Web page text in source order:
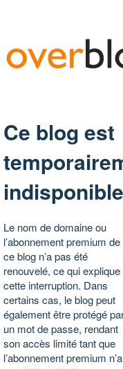
Ce blog est
indisponible
Le nom de domaine ou
l’abonnement premium de
ce blog n’a pas été
renouvelé, ce qui explique
cette interruption. Dans
certains cas, le blog peut
également être protégé
un mot de passe, rendant
son accès limité tant que
l’abonnement premium n’a